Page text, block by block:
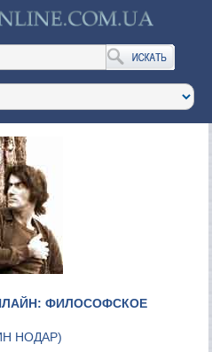
ФИЛОСОФСКОЕ
НОДАР)